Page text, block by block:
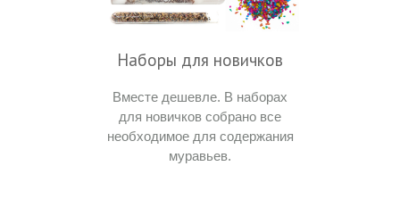
Наборы для новичков
Вместе дешевле. В наборах
для новичков собрано все
необходимое для содержания
муравьев.